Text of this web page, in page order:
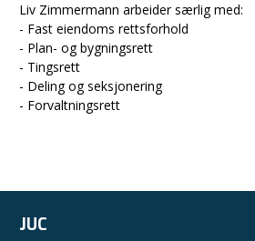
Liv Zimmermann arbeider særlig med:
- Fast eiendoms rettsforhold
- Plan- og bygningsrett
- Tingsrett
- Deling og seksjonering
- Forvaltningsrett
JUC